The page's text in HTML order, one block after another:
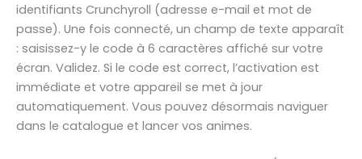
identifiants Crunchyroll (adresse e-mail et mot de
passe). Une fois connecté, un champ de texte apparaît
: saisissez-y le code à 6 caractères affiché sur votre
écran. Validez. Si le code est correct, l’activation est
immédiate et votre appareil se met à jour
automatiquement. Vous pouvez désormais naviguer
dans le catalogue et lancer vos animes.